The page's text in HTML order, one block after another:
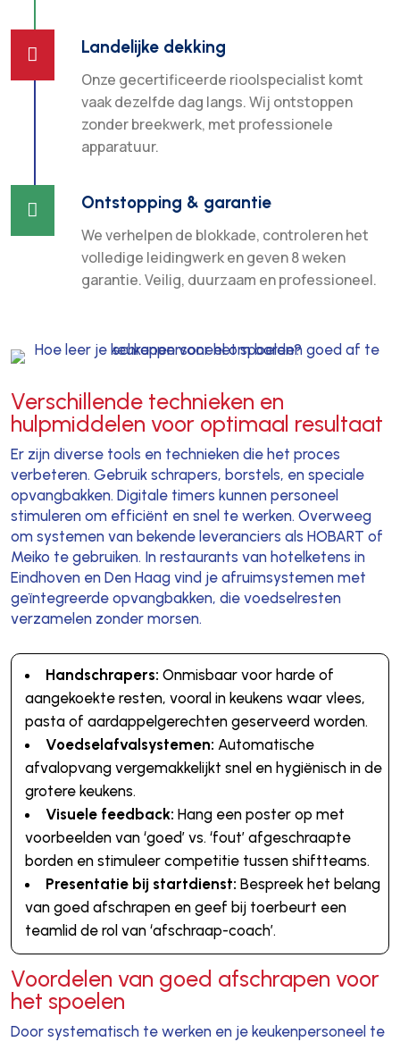
 Landelijke dekking
Onze gecertificeerde rioolspecialist komt
vaak dezelfde dag langs. Wij ontstoppen
zonder breekwerk, met professionele
apparatuur.
 Ontstopping & garantie
We verhelpen de blokkade, controleren het
volledige leidingwerk en geven 8 weken
garantie. Veilig, duurzaam en professioneel.
Verschillende technieken en
hulpmiddelen voor optimaal resultaat
Er zijn diverse tools en technieken die het proces
verbeteren. Gebruik schrapers, borstels, en speciale
opvangbakken. Digitale timers kunnen personeel
stimuleren om efficiënt en snel te werken. Overweeg
om systemen van bekende leveranciers als HOBART of
Meiko te gebruiken. In restaurants van hotelketens in
Eindhoven en Den Haag vind je afruimsystemen met
geïntegreerde opvangbakken, die voedselresten
verzamelen zonder morsen.
Handschrapers: Onmisbaar voor harde of
aangekoekte resten, vooral in keukens waar vlees,
pasta of aardappelgerechten geserveerd worden.
Voedselafvalsystemen: Automatische
afvalopvang vergemakkelijkt snel en hygiënisch in de
grotere keukens.
Visuele feedback: Hang een poster op met
voorbeelden van ‘goed’ vs. ‘fout’ afgeschraapte
borden en stimuleer competitie tussen shiftteams.
Presentatie bij startdienst: Bespreek het belang
van goed afschrapen en geef bij toerbeurt een
teamlid de rol van ‘afschraap-coach’.
Voordelen van goed afschrapen voor
het spoelen
Door systematisch te werken en je keukenpersoneel te